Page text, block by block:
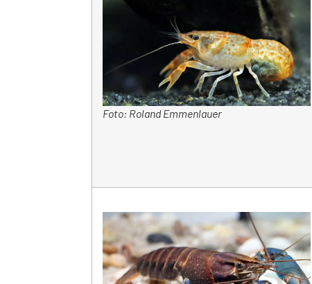
Foto: Roland Emmenlauer